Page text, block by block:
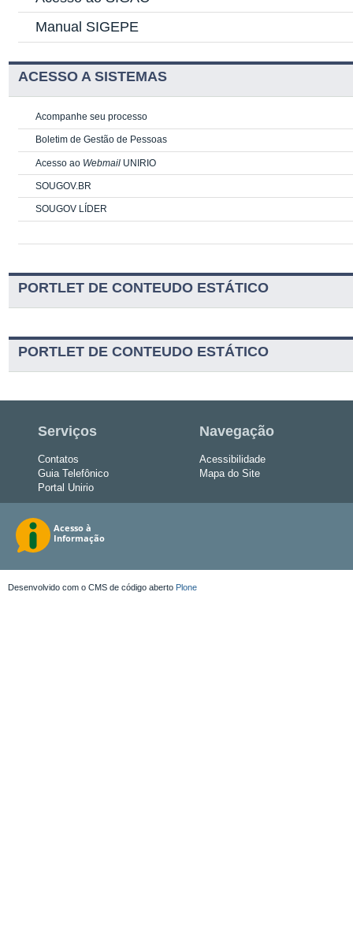
Manual SIGEPE
ACESSO A SISTEMAS
Acompanhe seu processo
Boletim de Gestão de Pessoas
Acesso ao Webmail UNIRIO
SOUGOV.BR
SOUGOV LÍDER
PORTLET DE CONTEUDO ESTÁTICO
PORTLET DE CONTEUDO ESTÁTICO
Serviços
Contatos
Guia Telefônico
Portal Unirio
Navegação
Acessibilidade
Mapa do Site
Desenvolvido com o CMS de código aberto Plone